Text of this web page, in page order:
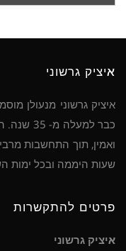
איציק גרשוני
איציק גרשוני מנעולן
כבר
ואמין, תוך התחשבות
שעות היממה ובכל ימות
פרטים להתקשרות
איציק גרשוני